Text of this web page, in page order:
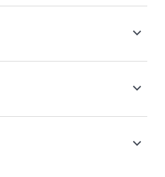
TVA incluse et hors frais de